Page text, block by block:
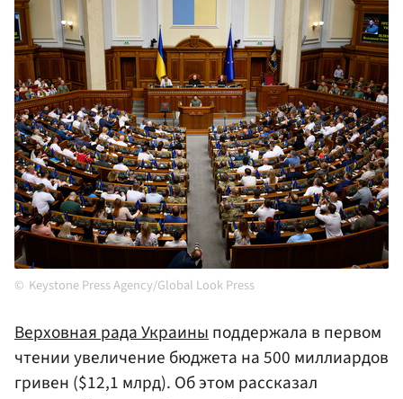
Keystone Press Agency/Global Look Press
Верховная радаУкраиныподдержала в первом
чтении увеличение бюджета на 500 миллиардов
гривен ($12,1 млрд). Об этом рассказал